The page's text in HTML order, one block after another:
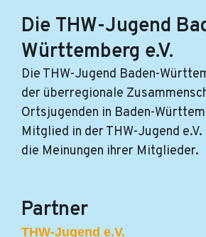
Die THW-Jugend
Württemberg e.V.
Die THW-Jugend Baden-
der überregionale
Ortsjugenden in Baden-
Mitglied in der THW-Jugend
die Meinungen ihrer Mitglieder.
Partner
THW-Jugend e.V.